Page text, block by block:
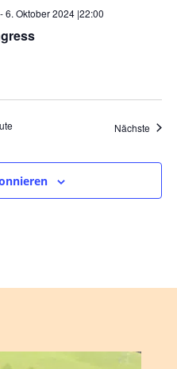
-6. Oktober 2024 |22:00
Nächste